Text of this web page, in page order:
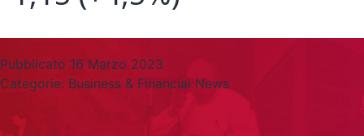
Pubblicato 16 Marzo 2023
Categorie: Business & Financial News